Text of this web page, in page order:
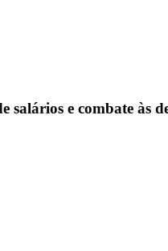
salários e combate às